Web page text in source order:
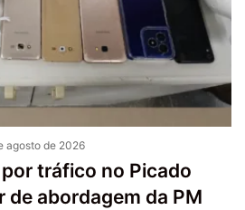
agosto de 2026
tráfico no Picado
abordagem da PM